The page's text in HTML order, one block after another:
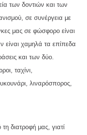
των δοντιών και των
σε συνέργεια με
μας σε φώσφορο είναι
είναι χαμηλά τα επίπεδα
και των δύο.
ταχίνι,
λιναρόσπορος,
διατροφή μας, γιατί